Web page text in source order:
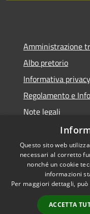
Amministrazione
Albo pretorio
Informativa privacy
Regolamento e
Note legali
Dichiarazione di
RSS
Accessibilità
Questo sito web
necessari al corretto
nonché un cookie
informazioni
Per maggiori dettagli,
ACCETTA